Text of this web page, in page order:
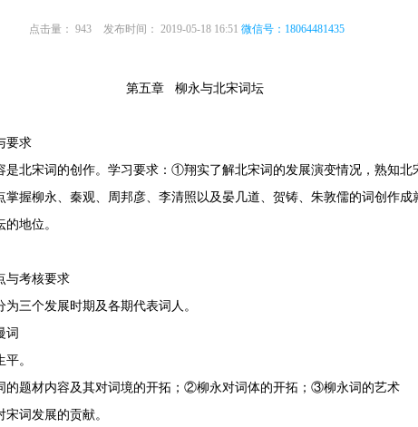
点击量： 943 发布时间： 2019-05-18 16:51 微信号：18064481435
第五章 柳永与北宋词坛
求
北宋词的创作。学习要求：①翔实了解北宋词的发展演变情况，熟知北
握柳永、秦观、周邦彦、李清照以及晏几道、贺铸、朱敦儒的词创作成
地位。
考核要求
三个发展时期及各期代表词人。
。
材内容及其对词境的开拓；②柳永对词体的开拓；③柳永词的艺术
发展的贡献。